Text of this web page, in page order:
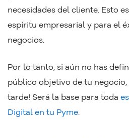
necesidades del cliente. Esto
espíritu empresarial y para el
negocios.
Por lo tanto, si aún no has
público objetivo de tu negocio,
tarde! Será la base para toda
Digital en tu Pyme